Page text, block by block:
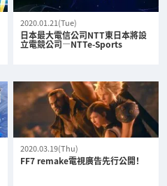
2020.01.21(Tue)
日本最大電信公司NTT東日本將設
立電競公司—NTTe-Sports
2020.03.19(Thu)
FF7 remake電視廣告先行公開！